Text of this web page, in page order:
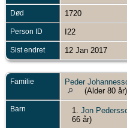
Død 1720
Person ID I22
Sist endret 12 Jan 2017
Familie Peder
(Alder 80 år)
Barn 1. Jon
66 år)